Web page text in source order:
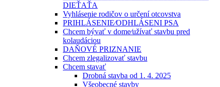
DIEŤAŤA
Vyhlásenie rodičov o určení otcovstva
PRIHLÁSENIE⁄ODHLÁSENI PSA
Chcem bývať v dome⁄užívať stavbu pred
kolaudáciou
DAŇOVÉ PRIZNANIE
Chcem zlegalizovať stavbu
Chcem stavať
Drobná stavba od 1. 4. 2025
Všeobecné stavby